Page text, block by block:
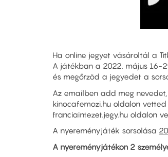
Ha online jegyet vásároltál a
A játékban a 2022. május 16-
és megőrzöd a jegyedet a
Az emailben add meg
kinocafemozi.hu oldalon
franciaintezet.jegy.hu oldalon
A nyereményjáték sorsolása
A nyereményjátékon 2